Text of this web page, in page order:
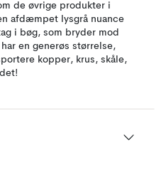
de øvrige produkter i
afdæmpet lysgrå nuance
i bøg, som bryder mod
en generøs størrelse,
kopper, krus, skåle,